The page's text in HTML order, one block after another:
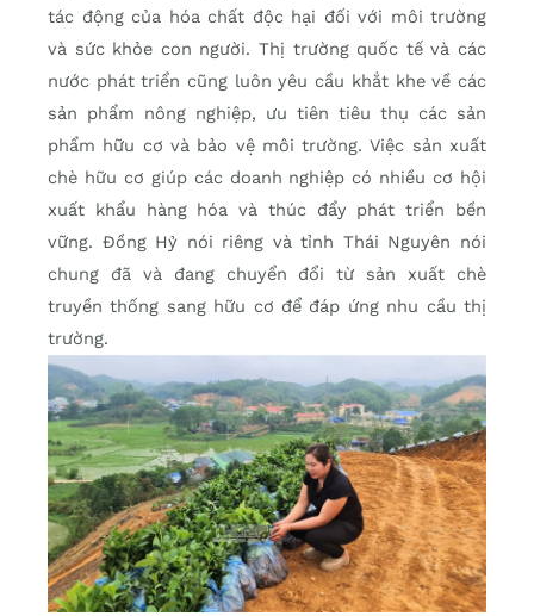
tác động của hóa chất độc hại đối với môi trường
và sức khỏe con người. Thị trường quốc tế và các
nước phát triển cũng luôn yêu cầu khắt khe về các
sản phẩm nông nghiệp, ưu tiên tiêu thụ các sản
phẩm hữu cơ và bảo vệ môi trường. Việc sản xuất
chè hữu cơ giúp các doanh nghiệp có nhiều cơ hội
xuất khẩu hàng hóa và thúc đẩy phát triển bền
vững. Đồng Hỷ nói riêng và tỉnh Thái Nguyên nói
chung đã và đang chuyển đổi từ sản xuất chè
truyền thống sang hữu cơ để đáp ứng nhu cầu thị
trường.